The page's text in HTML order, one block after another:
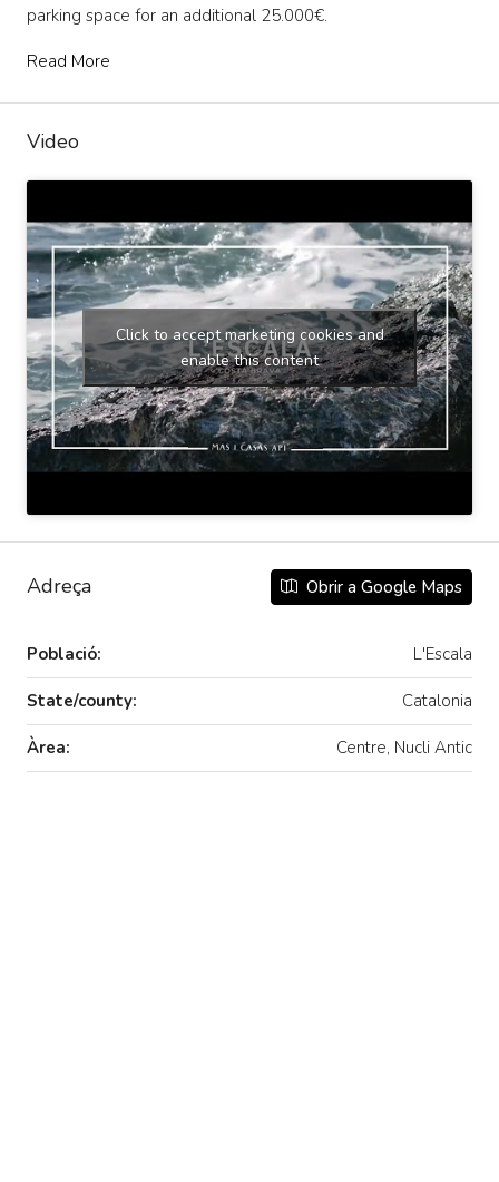
parking space for an additional 25.000€.
Read More
Video
Click to accept marketing cookies and
enable this content
Adreça Obrir a Google Maps
Població: L'Escala
State/county: Catalonia
Àrea: Centre, Nucli Antic